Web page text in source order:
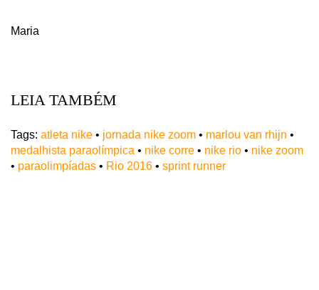
Maria
LEIA TAMBÉM
Tags: atleta nike • jornada nike zoom • marlou van rhijn •
medalhista paraolímpica • nike corre • nike rio • nike zoom
• paraolimpíadas • Rio 2016 • sprint runner